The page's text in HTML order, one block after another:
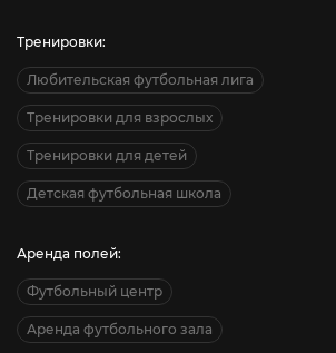
Тренировки:
Любительская футбольная лига
Тренировки для взрослых
Тренировки для детей
Детская футбольная школа
Аренда полей:
Футбольный центр
Аренда футбольного зала